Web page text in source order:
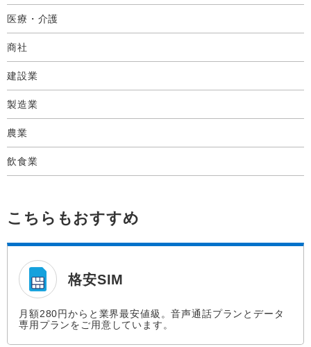
医療・介護
商社
建設業
製造業
農業
飲食業
こちらもおすすめ
格安SIM
月額280円からと業界最安値級。音声通話プランとデータ
専用プランをご用意しています。